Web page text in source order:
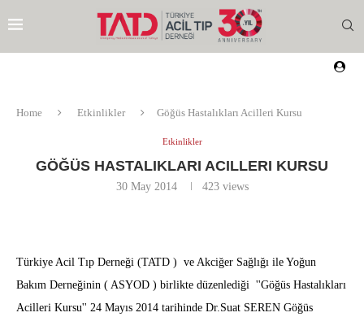
Home Etkinlikler Göğüs Hastalıkları Acilleri Kursu
Etkinlikler
GÖĞÜS HASTALIKLARI ACILLERI KURSU
30 May 2014 423views
Türkiye Acil Tıp Derneği (TATD ) ve Akciğer Sağlığı ile Yoğun
Bakım Derneğinin ( ASYOD ) birlikte düzenlediği ''Göğüs Hastalıkları
Acilleri Kursu'' 24 Mayıs 2014 tarihinde Dr.Suat SEREN Göğüs